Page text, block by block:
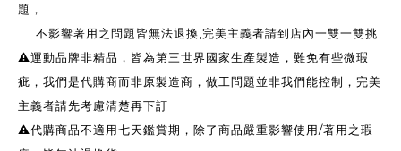
題，
不影響著用之問題皆無法退換,完美主義者請到店內一雙一雙挑
⚠️運動品牌非精品，皆為第三世界國家生產製造，難免有些微瑕
疵，我們是代購商而非原製造商，做工問題並非我們能控制，完美
主義者請先考慮清楚再下訂
⚠️代購商品不適用七天鑑賞期，除了商品嚴重影響使用/著用之瑕